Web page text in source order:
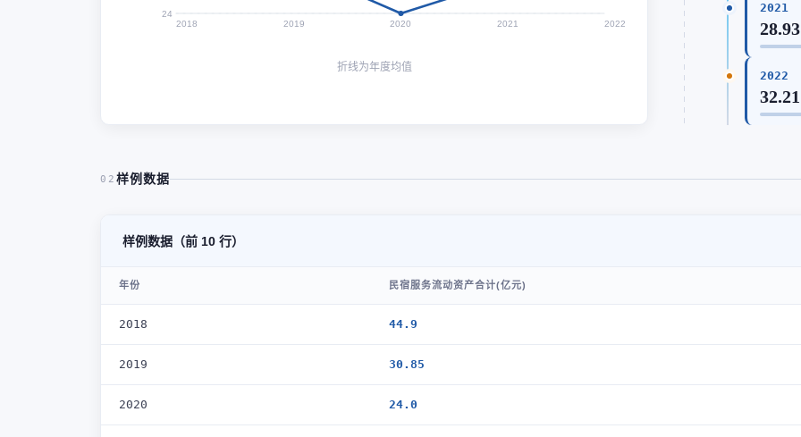
24
2018
2019 2020 2021 2022
折线为年度均值
2021
28.93
2022
32.21
02 样例数据
样例数据（前 10 行）
年份 民宿服务流动资产合计(亿元)
2018 44.9
2019 30.85
2020 24.0